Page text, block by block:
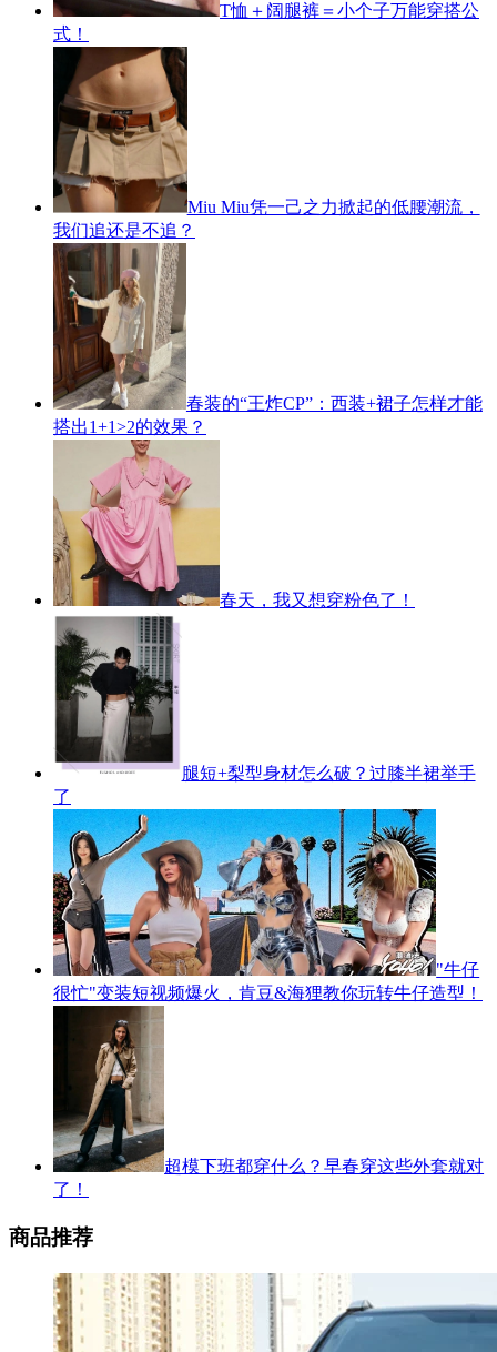
T恤＋阔腿裤＝小个子万能穿搭公
式！
Miu Miu凭一己之力掀起的低腰潮流，
我们追还是不追？
春装的“王炸CP”：西装+裙子怎样才能
搭出1+1>2的效果？
春天，我又想穿粉色了！
腿短+梨型身材怎么破？过膝半裙举手
了
"牛仔
很忙"变装短视频爆火，肯豆&海狸教你玩转牛仔造型！
超模下班都穿什么？早春穿这些外套就对
了！
商品推荐